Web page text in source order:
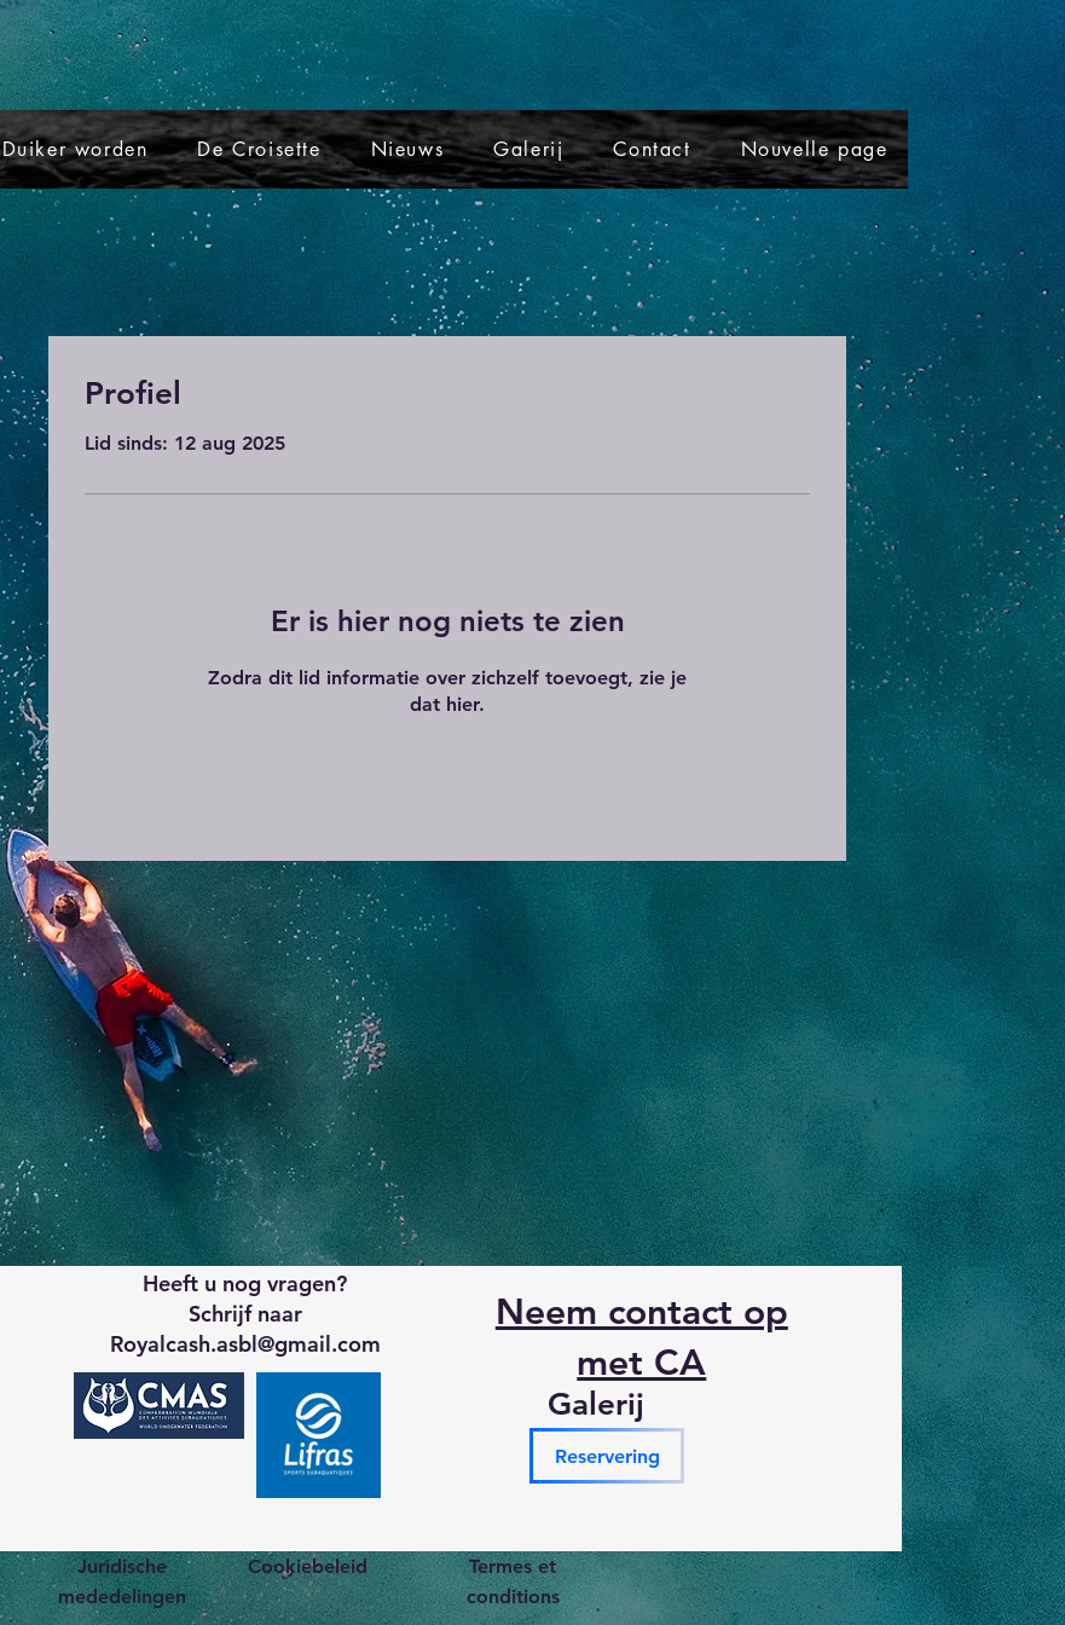
Duiker worden De Croisette Nieuws Galerij Contact Nouvelle page
Profiel
Lid sinds: 12 aug 2025
Er is hier nog niets te zien
Zodra dit lid informatie over zichzelf toevoegt, zie je
dat hier.
Heeft u nog vragen?
Schrijf naar
Royalcash.asbl@gmail.com
Neem contact op
met CA
Galerij
Reservering
Juridische
mededelingen
Cookiebeleid
Termes et
conditions